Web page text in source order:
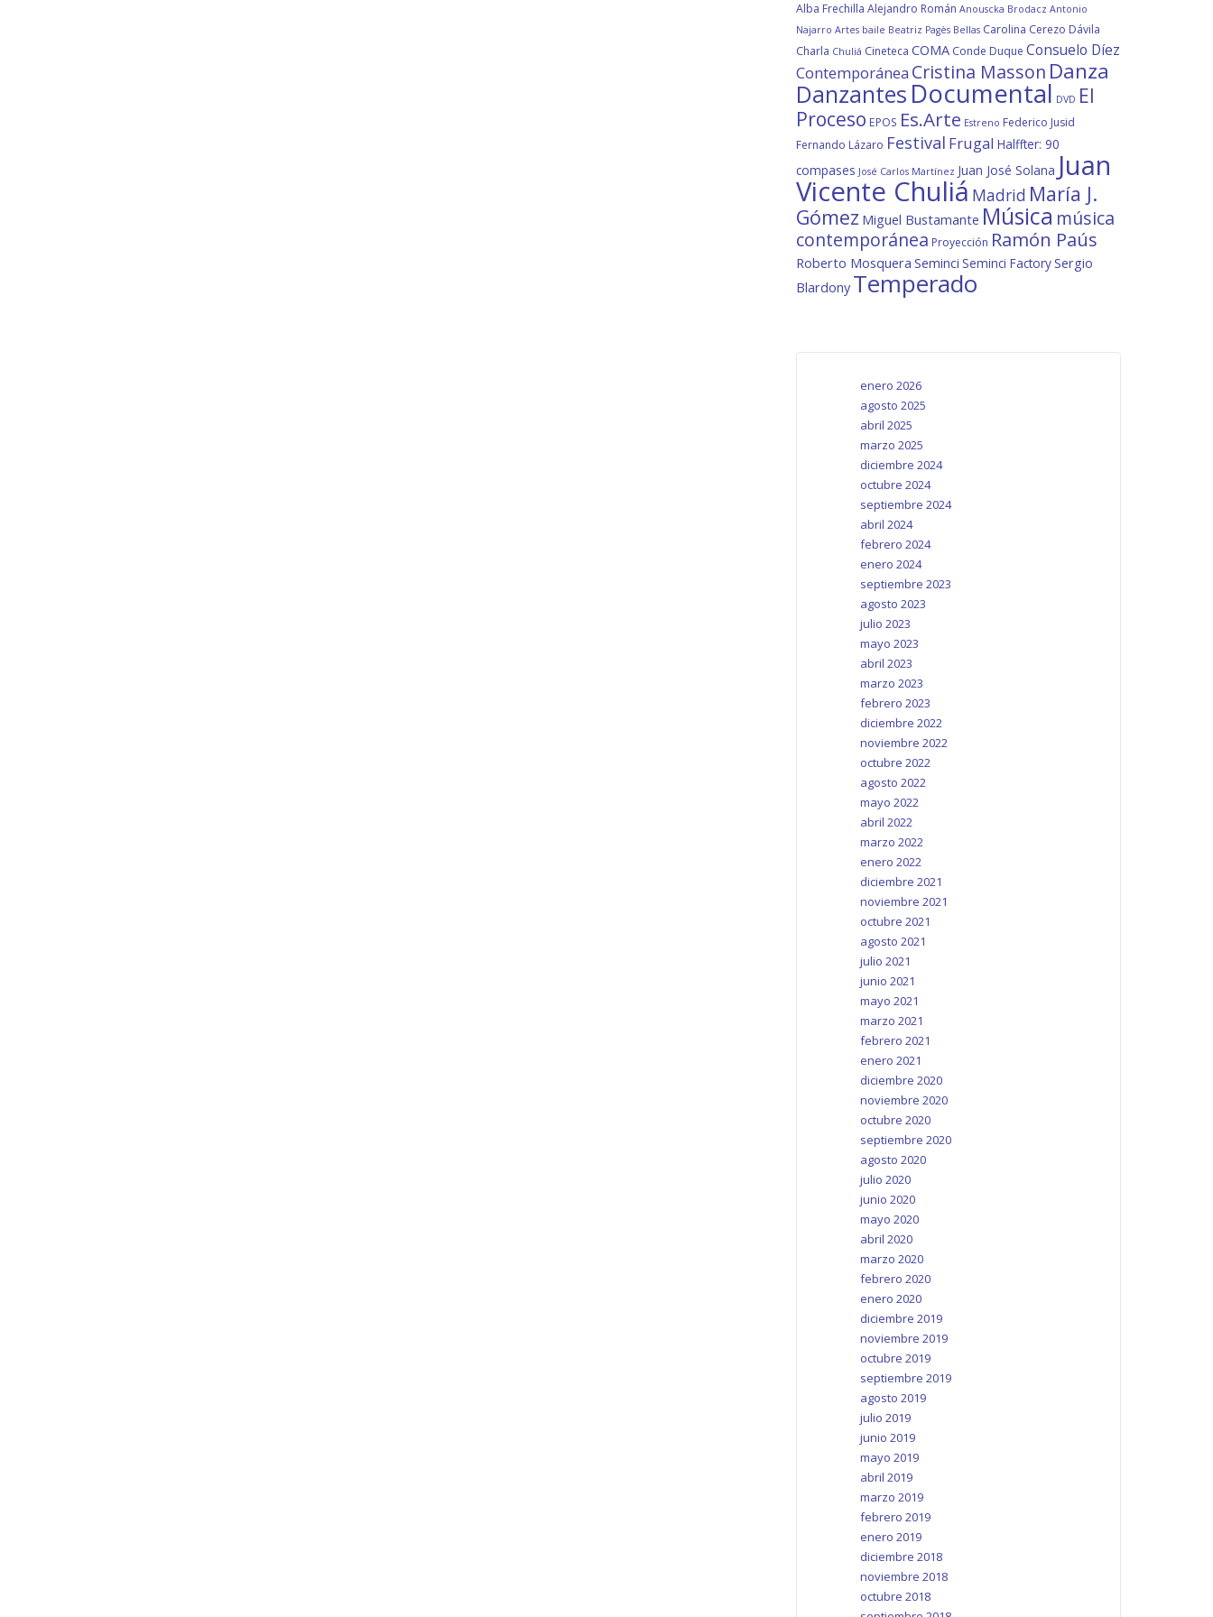
Alba Frechilla Alejandro Román Anouscka Brodacz Antonio
Najarro Artes baile Beatriz Pagès Bellas Carolina Cerezo Dávila
Charla Chuliá Cineteca COMA Conde Duque Consuelo Díez
Contemporánea Cristina Masson Danza
Danzantes Documental DVD El
Proceso EPOS Es.Arte Estreno Federico Jusid
Fernando Lázaro Festival Frugal Halffter: 90
compases José Carlos Martínez Juan José Solana Juan
Vicente Chuliá Madrid María J.
Gómez Miguel Bustamante Música música
contemporánea Proyección Ramón Paús
Roberto Mosquera Seminci Seminci FactorySergio
Blardony Temperado
enero 2026
agosto 2025
abril 2025
marzo 2025
diciembre 2024
octubre 2024
septiembre 2024
abril 2024
febrero 2024
enero 2024
septiembre 2023
agosto 2023
julio 2023
mayo 2023
abril 2023
marzo 2023
febrero 2023
diciembre 2022
noviembre 2022
octubre 2022
agosto 2022
mayo 2022
abril 2022
marzo 2022
enero 2022
diciembre 2021
noviembre 2021
octubre 2021
agosto 2021
julio 2021
junio 2021
mayo 2021
marzo 2021
febrero 2021
enero 2021
diciembre 2020
noviembre 2020
octubre 2020
septiembre 2020
agosto 2020
julio 2020
junio 2020
mayo 2020
abril 2020
marzo 2020
febrero 2020
enero 2020
diciembre 2019
noviembre 2019
octubre 2019
septiembre 2019
agosto 2019
julio 2019
junio 2019
mayo 2019
abril 2019
marzo 2019
febrero 2019
enero 2019
diciembre 2018
noviembre 2018
octubre 2018